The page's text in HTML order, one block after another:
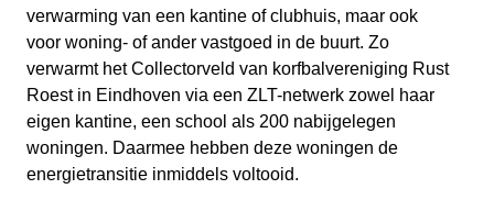
verwarming van een kantine of clubhuis, maar ook
voor woning- of ander vastgoed in de buurt. Zo
verwarmt het Collectorveld van korfbalvereniging Rust
Roest in Eindhoven via een ZLT-netwerk zowel haar
eigen kantine, een school als 200 nabijgelegen
woningen. Daarmee hebben deze woningen de
energietransitie inmiddels voltooid.